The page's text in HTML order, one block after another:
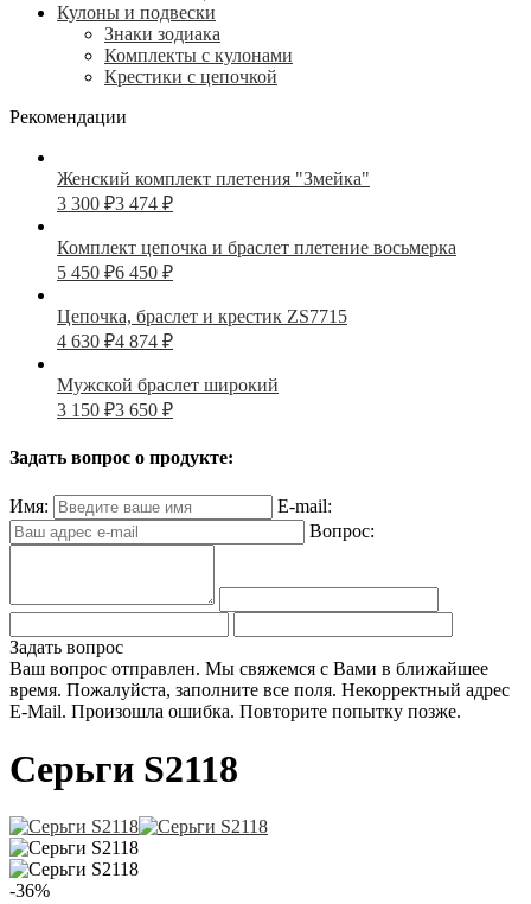
Кулоны и подвески
Знаки зодиака
Комплекты с кулонами
Крестики с цепочкой
Рекомендации
Женский комплект плетения "Змейка"
3 300 ₽3 474 ₽
Комплект цепочка и браслет плетение восьмерка
5 450 ₽6 450 ₽
Цепочка, браслет и крестик ZS7715
4 630 ₽4 874 ₽
Мужской браслет широкий
3 150 ₽3 650 ₽
Задать вопрос о продукте:
Имя:
E-mail:
Вопрос:
Задать вопрос
Ваш вопрос отправлен. Мы свяжемся с Вами в ближайшее
время. Пожалуйста, заполните все поля. Некорректный адрес
E-Mail. Произошла ошибка. Повторите попытку позже.
Серьги S2118
-36%